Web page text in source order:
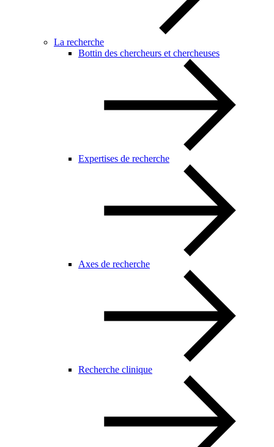
La recherche
Bottin des chercheurs et chercheuses
Expertises de recherche
Axes de recherche
Recherche clinique